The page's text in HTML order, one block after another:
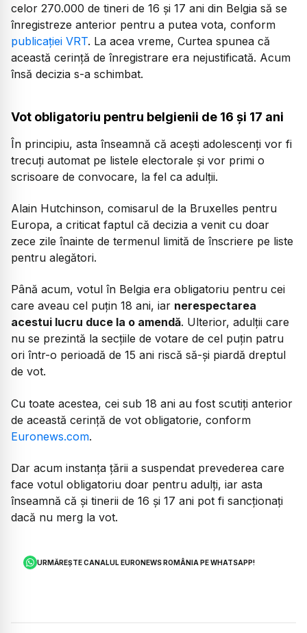
celor 270.000 de tineri de 16 și 17 ani din Belgia să se
înregistreze anterior pentru a putea vota, conform
publicației VRT. La acea vreme, Curtea spunea că
această cerință de înregistrare era nejustificată. Acum
însă decizia s-a schimbat.
Vot obligatoriu pentru belgienii de 16 și 17 ani
În principiu, asta înseamnă că acești adolescenți vor fi
trecuți automat pe listele electorale și vor primi o
scrisoare de convocare, la fel ca adulții.
Alain Hutchinson, comisarul de la Bruxelles pentru
Europa, a criticat faptul că decizia a venit cu doar
zece zile înainte de termenul limită de înscriere pe liste
pentru alegători.
Până acum, votul în Belgia era obligatoriu pentru cei
care aveau cel puțin 18 ani, iar nerespectarea
acestui lucru duce la o amendă. Ulterior, adulții care
nu se prezintă la secțiile de votare de cel puțin patru
ori într-o perioadă de 15 ani riscă să-și piardă dreptul
de vot.
Cu toate acestea, cei sub 18 ani au fost scutiți anterior
de această cerință de vot obligatorie, conform
Euronews.com.
Dar acum instanța țării a suspendat prevederea care
face votul obligatoriu doar pentru adulți, iar asta
înseamnă că și tinerii de 16 și 17 ani pot fi sancționați
dacă nu merg la vot.
URMĂREȘTE CANALUL EURONEWS ROMÂNIA PE WHATSAPP!